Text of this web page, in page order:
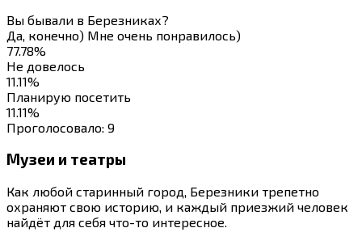
Вы бывали в Березниках?
Да, конечно) Мне очень понравилось)
77.78%
Не довелось
11.11%
Планирую посетить
11.11%
Проголосовало: 9
Музеи и театры
Как любой старинный город, Березники трепетно
охраняют свою историю, и каждый приезжий человек
найдёт для себя что-то интересное.